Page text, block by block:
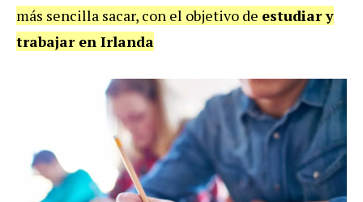
más sencilla sacar, con el objetivo de estudiar y
trabajar en Irlanda